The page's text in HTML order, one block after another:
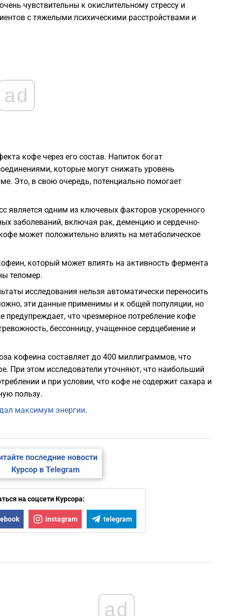
чувствительны к окислительному стрессу и
с тяжелыми психическими расстройствами и
ad
кофе через его состав. Напиток богат
которые могут снижать уровень
Это, в свою очередь, потенциально помогает
является одним из ключевых факторов ускоренного
заболеваний, включая рак, деменцию и сердечно-
может положительно влиять на метаболическое
который может влиять на активность фермента
теломер.
исследования нельзя автоматически переносить
эти данные применимы и к общей популяции, но
что чрезмерное потребление кофе
бессонницу, учащенное сердцебиение и
кофеина составляет до 400 миллиграммов, что
При этом исследователи уточняют, что наибольший
и при условии, что кофе не содержит сахара и
пользу.
максимум энергии.
последние новости
Курсор в Telegram
на соцсети Курсора:
instagram telegram
ad